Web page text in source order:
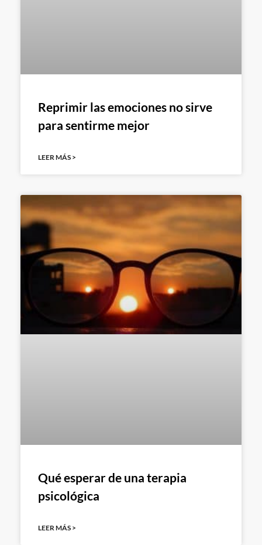
Reprimir las emociones no sirve
para sentirme mejor
LEER MÁS >
Qué esperar de una terapia
psicológica
LEER MÁS >